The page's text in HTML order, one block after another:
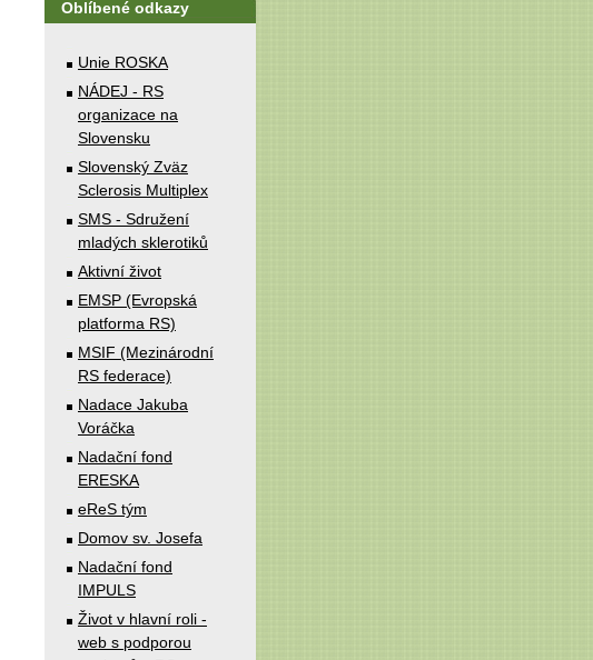
Oblíbené odkazy
Unie ROSKA
NÁDEJ - RS
organizace na
Slovensku
Slovenský Zväz
Sclerosis Multiplex
SMS - Sdružení
mladých sklerotiků
Aktivní život
EMSP (Evropská
platforma RS)
MSIF (Mezinárodní
RS federace)
Nadace Jakuba
Voráčka
Nadační fond
ERESKA
eReS tým
Domov sv. Josefa
Nadační fond
IMPULS
Život v hlavní roli -
web s podporou